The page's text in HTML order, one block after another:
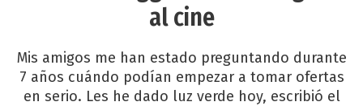
al cine
Mis amigos me han estado preguntando durante
7 años cuándo podían empezar a tomar ofertas
en serio. Les he dado luz verde hoy, escribió el